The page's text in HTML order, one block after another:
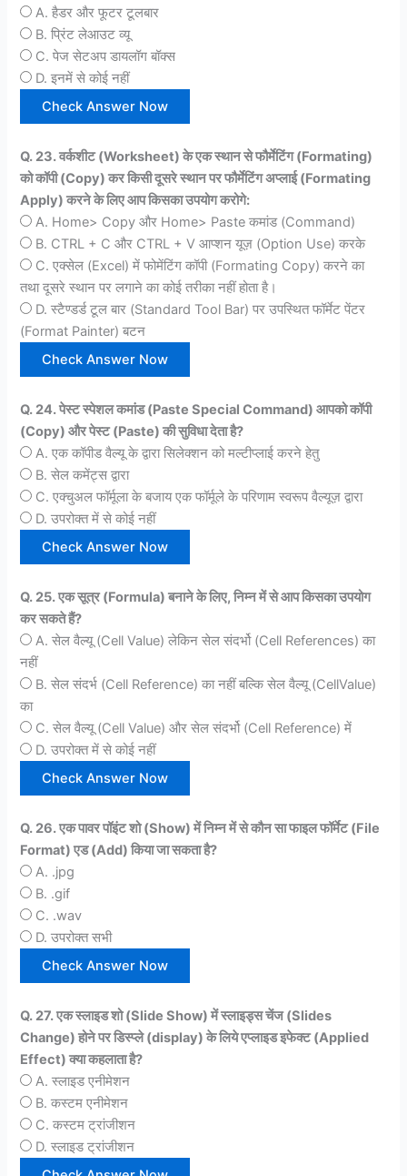
A. हैडर और फूटर टूलबार
B. प्रिंट लेआउट व्यू
C. पेज सेटअप डायलॉग बॉक्स
D. इनमें से कोई नहीं
Q. 23. वर्कशीट (Worksheet) के एक स्थान से फौर्मेटिंग (Formating)
को कॉपी (Copy) कर किसी दूसरे स्थान पर फौर्मेटिंग अप्लाई (Formating
Apply) करने के लिए आप किसका उपयोग करोगे:
A. Home> Copy और Home> Paste कमांड (Command)
B. CTRL + C और CTRL + V आप्शन यूज़ (Option Use) करके
C. एक्सेल (Excel) में फोमेंटिंग कॉपी (Formating Copy) करने का
तथा दूसरे स्थान पर लगाने का कोई तरीका नहीं होता है।
D. स्टैण्डर्ड टूल बार (Standard Tool Bar) पर उपस्थित फॉर्मेट पेंटर
(Format Painter) बटन
Q. 24. पेस्ट स्पेशल कमांड (Paste Special Command) आपको कॉपी
(Copy) और पेस्ट (Paste) की सुविधा देता है?
A. एक कॉपीड वैल्यू के द्वारा सिलेक्शन को मल्टीप्लाई करने हेतु
B. सेल कमेंट्स द्वारा
C. एक्चुअल फॉर्मूला के बजाय एक फॉर्मूले के परिणाम स्वरूप वैल्यूज़ द्वारा
D. उपरोक्त में से कोई नहीं
Q. 25. एक सूत्र (Formula) बनाने के लिए, निम्न में से आप किसका उपयोग
कर सकते हैं?
A. सेल वैल्यू (Cell Value) लेकिन सेल संदर्भो (Cell References) का
नहीं
B. सेल संदर्भ (Cell Reference) का नहीं बल्कि सेल वैल्यू (CellValue)
का
C. सेल वैल्यू (Cell Value) और सेल संदर्भो (Cell Reference) में
D. उपरोक्त में से कोई नहीं
Q. 26. एक पावर पॉइंट शो (Show) में निम्न में से कौन सा फाइल फॉर्मेट (File
Format) एड (Add) किया जा सकता है?
A. .jpg
B. .gif
C. .wav
D. उपरोक्त सभी
Q. 27. एक स्लाइड शो (Slide Show) में स्लाइड्स चेंज (Slides
Change) होने पर डिस्प्ले (display) के लिये एप्लाइड इफेक्ट (Applied
Effect) क्या कहलाता है?
A. स्लाइड एनीमेशन
B. कस्टम एनीमेशन
C. कस्टम ट्रांजीशन
D. स्लाइड ट्रांजीशन